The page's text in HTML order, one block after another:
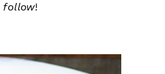
follow!